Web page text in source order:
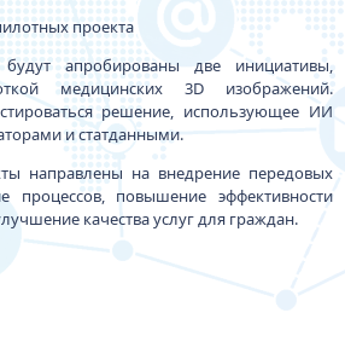
проекта
апробированы две инициативы,
медицинских 3D изображений.
решение, использующее ИИ
и статданными.
направлены на внедрение передовых
процессов, повышение эффективности
качества услуг для граждан.